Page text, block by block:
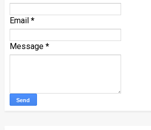
Email *
Message *